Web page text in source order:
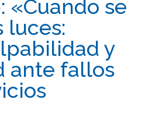
«Cuando se
luces:
y
ante fallos